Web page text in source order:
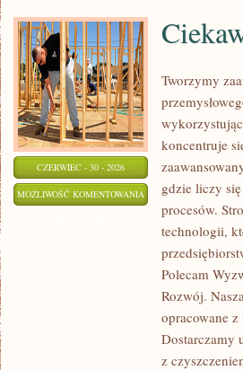
CZERWIEC - 30 - 2026
MOŻLIWOŚĆ KOMENTOWANIA CIEKAWOSTKI
GIGANTY
ŚWIATA
Tworzymy
koncentruje
gdzie liczy
procesów.
technologii,
Polecam
Rozwój.
opracowane
Dostarczamy
z